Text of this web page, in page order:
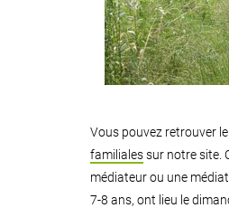
Vous pouvez retrouver le
familialessur notre site.
médiateur ou une
7-8 ans, ont lieu le